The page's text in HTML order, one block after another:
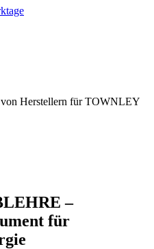
Herstellern für TOWNLEY
–
für